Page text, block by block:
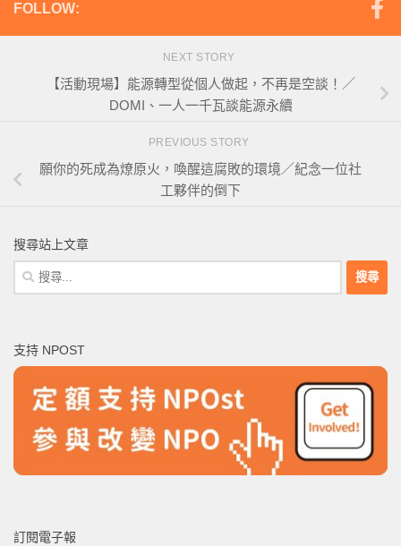
FOLLOW:
NEXT STORY
【活動現場】能源轉型從個人做起，不再是空談！／
DOMI、一人一千瓦談能源永續
PREVIOUS STORY
願你的死成為燎原火，喚醒這腐敗的環境／紀念一位社
工夥伴的倒下
搜尋站上文章
搜
尋
字:
支持 NPOST
訂閱電子報